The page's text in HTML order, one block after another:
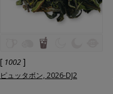
[ 1002 ]
ピュッタボン, 2026-DJ2